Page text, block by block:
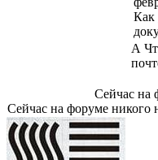
Как
А
Сейчас на
Сейчас на форуме никого